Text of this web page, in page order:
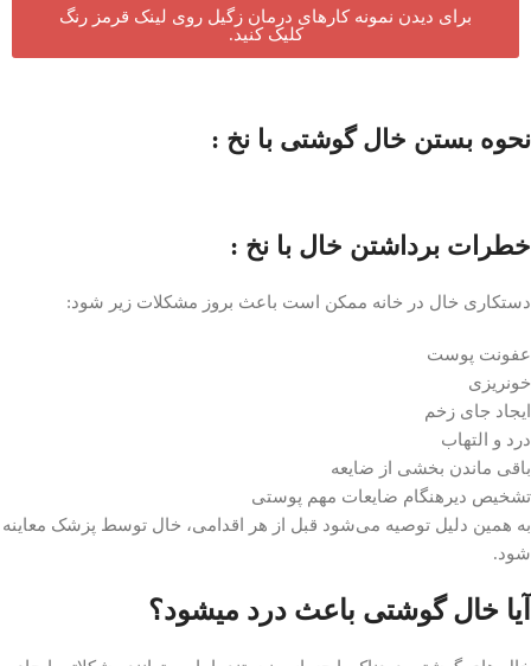
برای دیدن نمونه کارهای درمان زگیل روی لینک قرمز رنگ
کلیک کنید.
نحوه بستن خال گوشتی با نخ :
خطرات برداشتن خال با نخ :
دستکاری خال در خانه ممکن است باعث بروز مشکلات زیر شود:
عفونت پوست
خونریزی
ایجاد جای زخم
درد و التهاب
باقی ماندن بخشی از ضایعه
تشخیص دیرهنگام ضایعات مهم پوستی
به همین دلیل توصیه می‌شود قبل از هر اقدامی، خال توسط پزشک معاینه
شود.
آیا خال گوشتی باعث درد میشود؟